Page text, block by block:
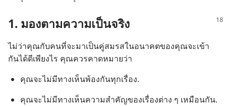
1. มอง​ตาม​ความ​เป็น​จริง
ไม่​ว่า​คุณ​กับ​คน​ที่​จะ​มา​เป็น​คู่​สมรส​ใน​อนาคต​ของ​คุณ​จะ​เข้า​
กัน​ได้​ดี​เพียง​ไร คุณ​ควร​คาด​หมาย​ว่า
คุณ​จะ​ไม่​มี​ทาง​เห็น​พ้อง​กัน​ทุก​เรื่อง.
คุณ​จะ​ไม่​มี​ทาง​เห็น​ความ​สำคัญ​ของ​เรื่อง​ต่าง ๆ เหมือน​กัน.